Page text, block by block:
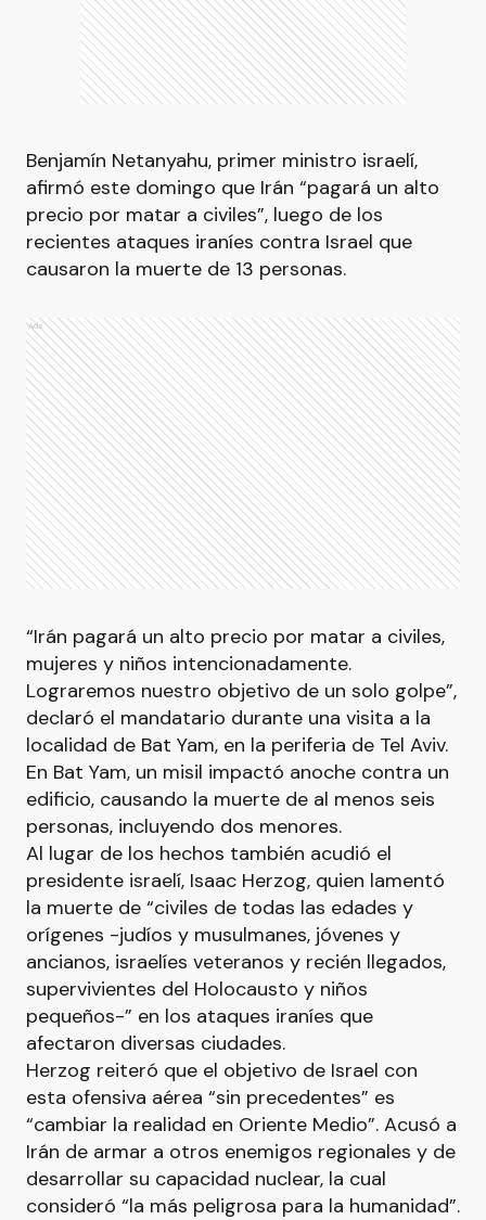
Benjamín Netanyahu, primer ministro israelí,
afirmó este domingo que Irán “pagará un alto
precio por matar a civiles”, luego de los
recientes ataques iraníes contra Israel que
causaron la muerte de 13 personas.
Ads
“Irán pagará un alto precio por matar a civiles,
mujeres y niños intencionadamente.
Lograremos nuestro objetivo de un solo golpe”,
declaró el mandatario durante una visita a la
localidad de Bat Yam, en la periferia de Tel Aviv.
En Bat Yam, un misil impactó anoche contra un
edificio, causando la muerte de al menos seis
personas, incluyendo dos menores.
Al lugar de los hechos también acudió el
presidente israelí, Isaac Herzog, quien lamentó
la muerte de “civiles de todas las edades y
orígenes -judíos y musulmanes, jóvenes y
ancianos, israelíes veteranos y recién llegados,
supervivientes del Holocausto y niños
pequeños-” en los ataques iraníes que
afectaron diversas ciudades.
Herzog reiteró que el objetivo de Israel con
esta ofensiva aérea “sin precedentes” es
“cambiar la realidad en Oriente Medio”. Acusó a
Irán de armar a otros enemigos regionales y de
desarrollar su capacidad nuclear, la cual
consideró “la más peligrosa para la humanidad”.